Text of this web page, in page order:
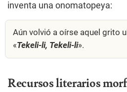
inventa una onomatopeya:
Aún volvió a oírse aquel grito
«Tekeli-li, Tekeli-li».
Recursos literarios